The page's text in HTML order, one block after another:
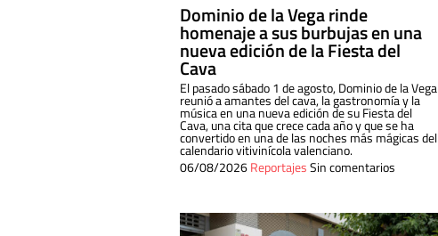
Dominio de la Vega rinde
homenaje a sus burbujas en una
nueva edición de la Fiesta del
Cava
El pasado sábado 1 de agosto, Dominio de la Vega
reunió a amantes del cava, la gastronomía y la
música en una nueva edición de su Fiesta del
Cava, una cita que crece cada año y que se ha
convertido en una de las noches más mágicas del
calendario vitivinícola valenciano.
06/08/2026ReportajesSin comentarios